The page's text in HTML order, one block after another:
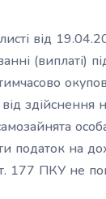
від
(виплаті)
здійснення
податок на
177 ПКУ не